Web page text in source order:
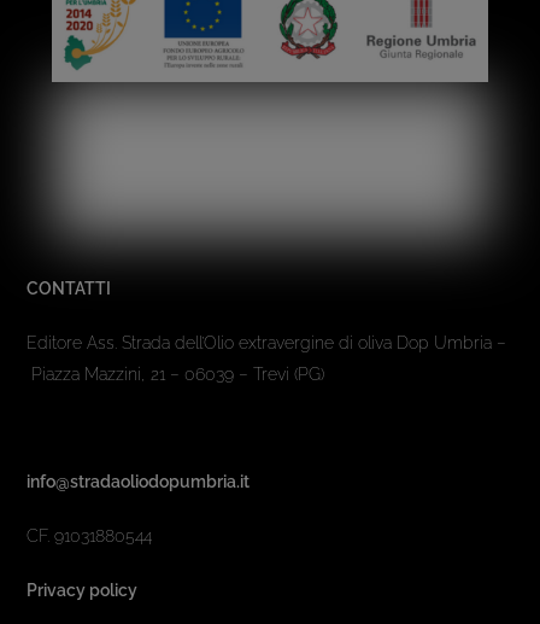
CONTATTI
Editore Ass. Strada dell’Olio extravergine di oliva Dop Umbria –
Piazza Mazzini, 21 – 06039 – Trevi (PG)
info@stradaoliodopumbria.it
CF. 91031880544
Privacy policy